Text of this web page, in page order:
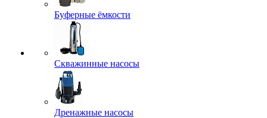
Буферные ёмкости
Скважинные насосы
Дренажные насосы